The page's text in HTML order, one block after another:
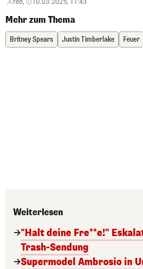
Mehr zum Thema
Britney Spears Justin Timberlake Feuer
Weiterlesen
"Halt deine Fre**e!"
Trash-Sendung
Supermodel Ambrosio in